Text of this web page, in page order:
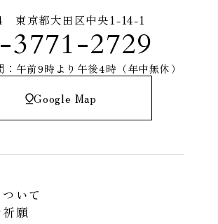
東京都大田区中央1-14-1
3771-2729
：午前9時より午後4時（年中無休）
Google Map
いて
願